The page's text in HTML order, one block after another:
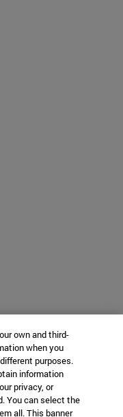
own and third-
when you
purposes.
information
privacy, or
You can select the
all. This banner